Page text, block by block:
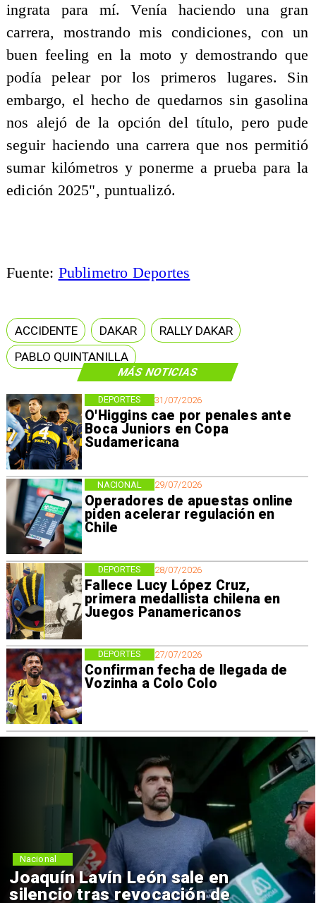
MÁS NOTICIAS
31/07/2026
O'Higgins cae por penales ante
Boca Juniors en Copa
Sudamericana
DEPORTES
29/07/2026
Operadores de apuestas online
piden acelerar regulación en
Chile
NACIONAL
28/07/2026
Fallece Lucy López Cruz,
primera medallista chilena en
Juegos Panamericanos
DEPORTES
27/07/2026
Confirman fecha de llegada de
Vozinha a Colo Colo
DEPORTES
ingrata para mí. Venía haciendo una gran
carrera, mostrando mis condiciones, con un
buen feeling en la moto y demostrando que
podía pelear por los primeros lugares. Sin
embargo, el hecho de quedarnos sin gasolina
nos alejó de la opción del título, pero pude
seguir haciendo una carrera que nos permitió
sumar kilómetros y ponerme a prueba para la
edición 2025", puntualizó.
Fuente: Publimetro Deportes
ACCIDENTE DAKAR
RALLY DAKAR
PABLO QUINTANILLA
Joaquín Lavín León sale en
silencio tras revocación de
Nacional